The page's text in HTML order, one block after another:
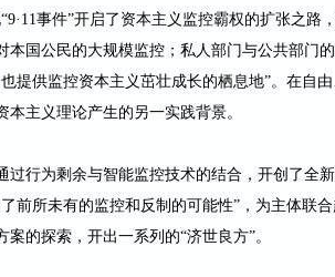
9· 11事件”开启了资本主义监控霸权的扩张之路
本国公民的大规模监控；私人部门与公共部门
提供监控资本主义茁壮成长的栖息地”。在自
主义理论产生的另一实践背景。
过行为剩余与智能监控技术的结合，开创了全
前所未有的监控和反制的可能性”，为主体联
的探索，开出一系列的“济世良方”。